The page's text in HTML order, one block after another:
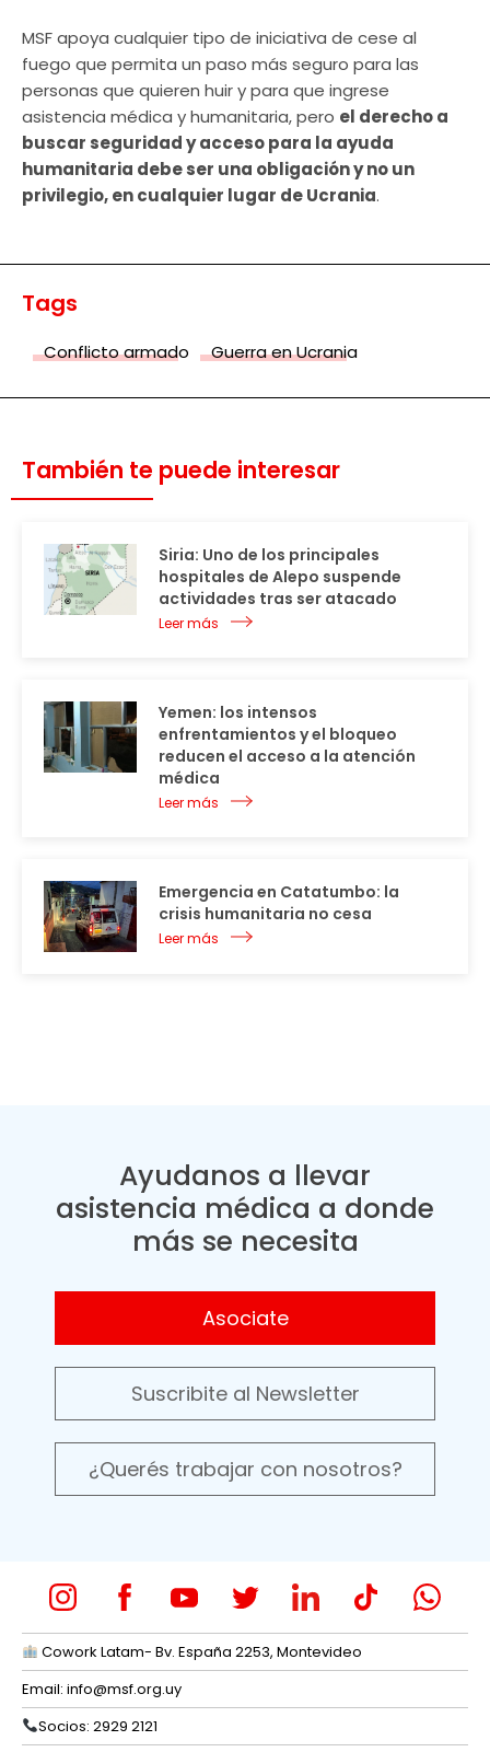
MSF apoya cualquier tipo de iniciativa de cese al
fuego que permita un paso más seguro para las
personas que quieren huir y para que ingrese
asistencia médica y humanitaria, pero el derecho a
buscar seguridad y acceso para la ayuda
humanitaria debe ser una obligación y no un
privilegio, en cualquier lugar de Ucrania.
Tags
Conflicto armado Guerra en Ucrania
También te puede interesar
Siria: Uno de los principales
hospitales de Alepo suspende
actividades tras ser atacado
Leer más
Yemen: los intensos
enfrentamientos y el bloqueo
reducen el acceso a la atención
médica
Leer más
Emergencia en Catatumbo: la
crisis humanitaria no cesa
Leer más
Ayudanos a llevar
asistencia médica a donde
más se necesita
Asociate
Suscribite al Newsletter
¿Querés trabajar con nosotros?
Cowork Latam- Bv. España 2253, Montevideo
Email: info@msf.org.uy
Socios: 2929 2121